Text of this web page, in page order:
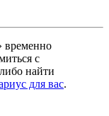
временно
с
найти
для вас.